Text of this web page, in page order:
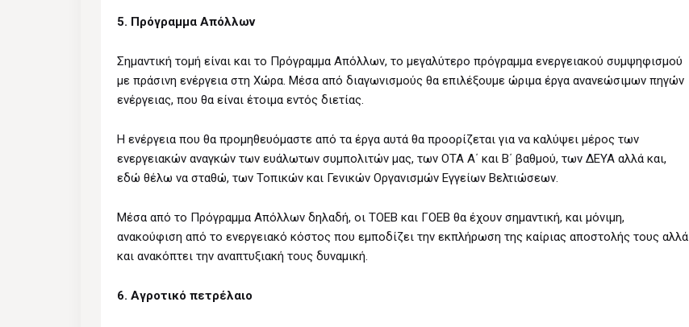
5. Πρόγραμμα Απόλλων
Σημαντική τομή είναι και το Πρόγραμμα Απόλλων, το μεγαλύτερο πρόγραμμα ενεργειακού συμψηφισμού
με πράσινη ενέργεια στη Χώρα. Μέσα από διαγωνισμούς θα επιλέξουμε ώριμα έργα ανανεώσιμων πηγών
ενέργειας, που θα είναι έτοιμα εντός διετίας.
Η ενέργεια που θα προμηθευόμαστε από τα έργα αυτά θα προορίζεται για να καλύψει μέρος των
ενεργειακών αναγκών των ευάλωτων συμπολιτών μας, των ΟΤΑ Α΄ και Β΄ βαθμού, των ΔΕΥΑ αλλά και,
εδώ θέλω να σταθώ, των Τοπικών και Γενικών Οργανισμών Εγγείων Βελτιώσεων.
Μέσα από το Πρόγραμμα Απόλλων δηλαδή, οι ΤΟΕΒ και ΓΟΕΒ θα έχουν σημαντική, και μόνιμη,
ανακούφιση από το ενεργειακό κόστος που εμποδίζει την εκπλήρωση της καίριας αποστολής τους αλλά
και ανακόπτει την αναπτυξιακή τους δυναμική.
6. Αγροτικό πετρέλαιο